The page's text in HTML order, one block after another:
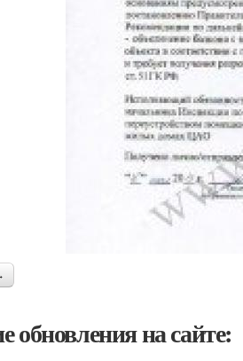
обновления на сайте: